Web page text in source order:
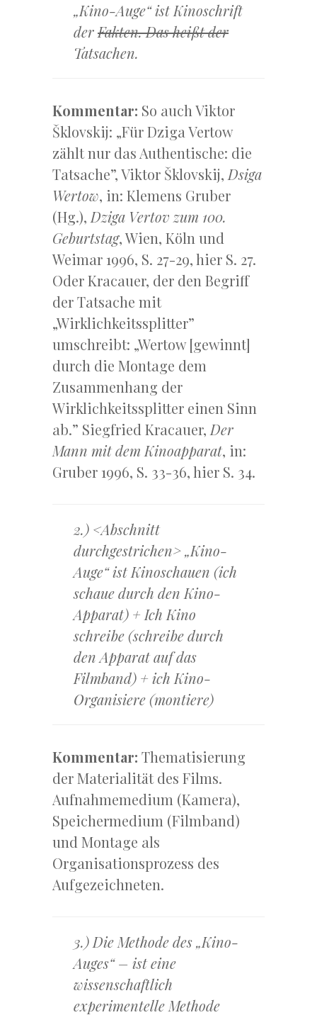
„Kino-Auge“ ist Kinoschrift
derFakten. Das heißt der
Tatsachen.
Kommentar: So auch Viktor
Šklovskij: „Für Dziga Vertow
zählt nur das Authentische: die
Tatsache”, Viktor Šklovskij, Dsiga
Wertow, in: Klemens Gruber
(Hg.), Dziga Vertov zum 100.
Geburtstag, Wien, Köln und
Weimar 1996, S. 27-29, hier S. 27.
Oder Kracauer, der den Begriff
der Tatsache mit
„Wirklichkeitssplitter”
umschreibt: „Wertow [gewinnt]
durch die Montage dem
Zusammenhang der
Wirklichkeitssplitter einen Sinn
ab.” Siegfried Kracauer, Der
Mann mit dem Kinoapparat, in:
Gruber 1996, S. 33-36, hier S. 34.
2.) <Abschnitt
durchgestrichen> „Kino-
Auge“ ist Kinoschauen (ich
schaue durch den Kino-
Apparat) + Ich Kino
schreibe (schreibe durch
den Apparat auf das
Filmband) + ich Kino-
Organisiere (montiere)
Kommentar: Thematisierung
der Materialität des Films.
Aufnahmemedium (Kamera),
Speichermedium (Filmband)
und Montage als
Organisationsprozess des
Aufgezeichneten.
3.) Die Methode des „Kino-
Auges“ – ist eine
wissenschaftlich
experimentelle Methode